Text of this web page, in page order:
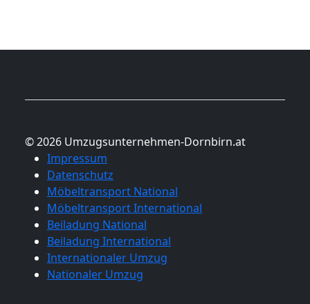
© 2026 Umzugsunternehmen-Dornbirn.at
Impressum
Datenschutz
Möbeltransport National
Möbeltransport International
Beiladung National
Beiladung International
Internationaler Umzug
Nationaler Umzug